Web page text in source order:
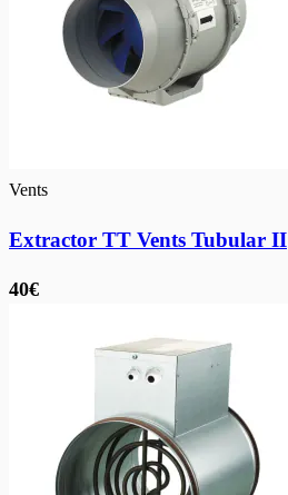
Vents
Extractor TT Vents Tubular II
40€